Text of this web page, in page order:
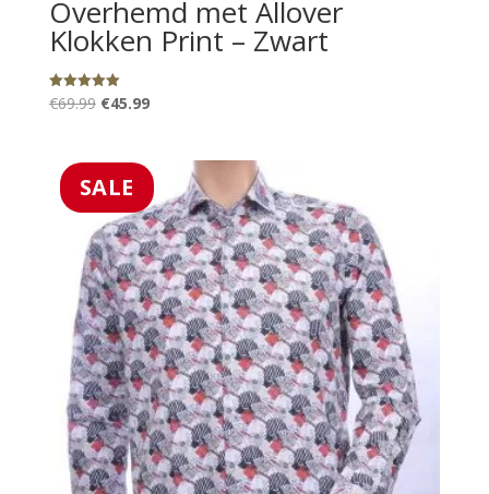
Overhemd met Allover
Klokken Print – Zwart
Gewaardeerd
5.00
€69.99 Oorspronkelijke
€69.99.
€45.99Huidige
€45.99.
SALE